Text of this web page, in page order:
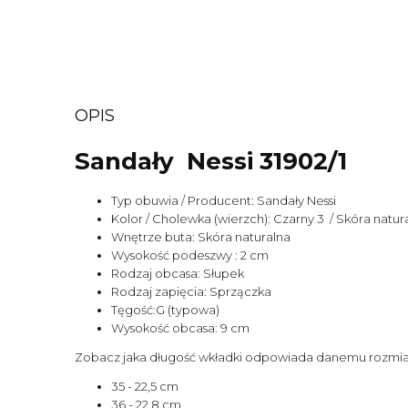
OPIS
Sandały Nessi 31902/1
Typ obuwia / Producent: Sandały Nessi
Kolor / Cholewka (wierzch): Czarny 3 / Skóra
Wnętrze buta: Skóra naturalna
Wysokość podeszwy : 2 cm
Rodzaj obcasa: Słupek
Rodzaj zapięcia: Sprzączka
Tęgość:G (typowa)
Wysokość obcasa: 9 cm
Zobacz jaka długość wkładki odpowiada danemu
35 - 22,5 cm
36 - 22,8 cm